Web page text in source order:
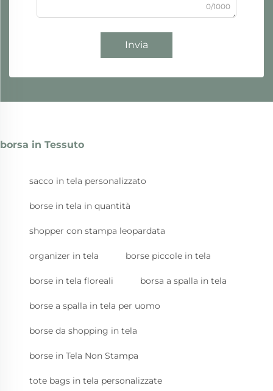
0/1000
Invia
borsa in Tessuto
sacco in tela personalizzato
borse in tela in quantità
shopper con stampa leopardata
organizer in tela borse piccole in tela
borse in tela floreali borsa a spalla in tela
borse a spalla in tela per uomo
borse da shopping in tela
borse in Tela Non Stampa
tote bags in tela personalizzate